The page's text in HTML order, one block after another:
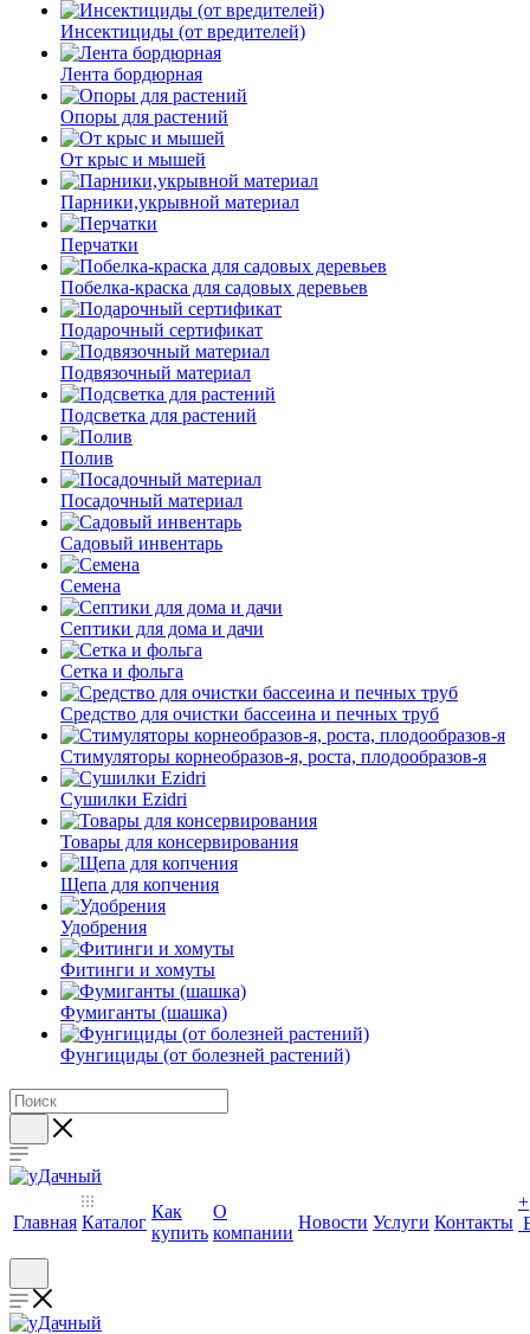
Инсектициды (от вредителей)
Лента бордюрная
Опоры для растений
От крыс и мышей
Парники,укрывной материал
Перчатки
Побелка-краска для садовых деревьев
Подарочный сертификат
Подвязочный материал
Подсветка для растений
Полив
Посадочный материал
Садовый инвентарь
Семена
Септики для дома и дачи
Сетка и фольга
Средство для очистки бассеина и печных труб
Стимуляторы корнеобразов-я, роста, плодообразов-я
Сушилки Ezidri
Товары для консервирования
Щепа для копчения
Удобрения
Фитинги и хомуты
Фумиганты (шашка)
Фунгициды (от болезней растений)
Главная Каталог
Как
купить
О
компании
Новости Услуги Контакты
+